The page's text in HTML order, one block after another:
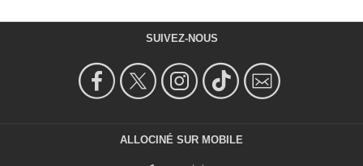
SUIVEZ-NOUS
ALLOCINÉ SUR MOBILE